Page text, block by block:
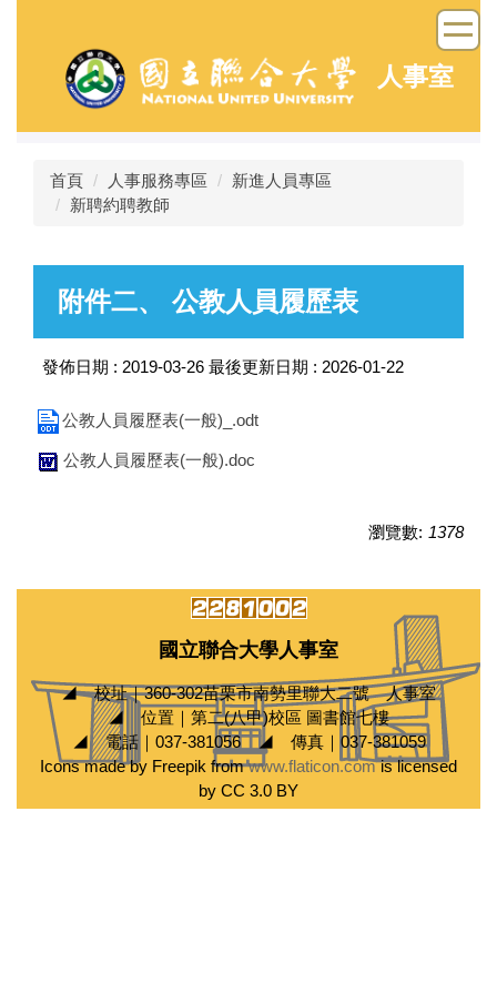
容
人事室
首頁 人事服務專區
新進人員專區
新聘約聘教師
附件二、 公教人員履歷表
發佈日期 : 2019-03-26 最後更新日期 : 2026-01-22
公教人員履歷表(一般)_.odt
公教人員履歷表(一般).doc
瀏覽數: 1378
國立聯合大學人事室
◢ 校址｜360-302苗栗市南勢里聯大二號 人事室
◢ 位置｜第二(八甲)校區 圖書館七樓
◢ 電話｜037-381056 ◢ 傳真｜037-381059
Icons made by Freepik fromwww.flaticon.comis licensed
by CC 3.0 BY